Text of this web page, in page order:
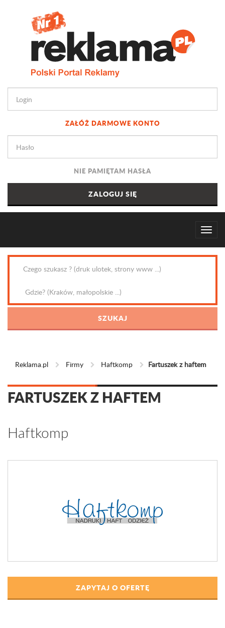
ZAŁÓŻ DARMOWE KONTO
NIE PAMIĘTAM HASŁA
Reklama.pl Firmy Haftkomp Fartuszek z haftem
FARTUSZEK Z HAFTEM
Haftkomp
ZAPYTAJ O OFERTĘ